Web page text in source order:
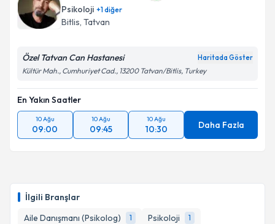
İlgili Branşlar
Aile Danışmanı (Psikolog)
1 Psikoloji 1
Psikoloji +1diğer
Bitlis, Tatvan
Özel Tatvan Can Hastanesi Haritada Göster
Kültür Mah., Cumhuriyet Cad., 13200 Tatvan/Bitlis, Turkey
En Yakın Saatler
10 Ağu
09:00
10 Ağu
09:45
10 Ağu
10:30 Daha Fazla